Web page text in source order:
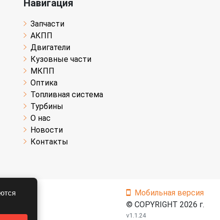
Навигация
Запчасти
АКПП
Двигатели
Кузовные части
МКПП
Оптика
Топливная система
Турбины
О нас
Новости
Контакты
Мобильная версия
© COPYRIGHT 2026 г.
v1.1.24